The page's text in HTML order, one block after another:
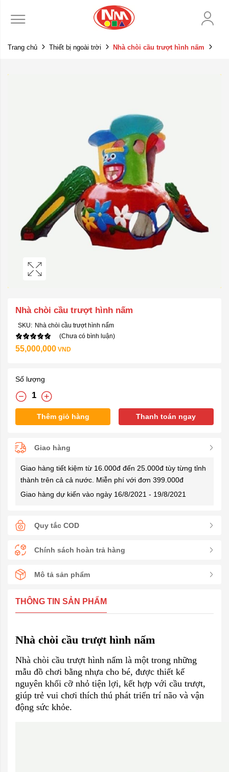
Trang chủ Thiết bị ngoài trời Nhà chòi cầu trượt hình nấm
Nhà chòi cầu trượt hình nấm
SKU: Nhà chòi cầu trượt hình nấm
(Chưa có bình luận)
55,000,000 VND
Số lượng
Thêm giỏ hàng Thanh toán ngay
Giao hàng
Giao hàng tiết kiệm từ 16.000đ đến 25.000đ tùy từng tỉnh
thành trên cả cả nước. Miễn phí với đơn 399.000đ
Giao hàng dự kiến vào ngày 16/8/2021 - 19/8/2021
Quy tắc COD
Chính sách hoàn trả hàng
Mô tả sản phẩm
THÔNG TIN SẢN PHẨM
Nhà chòi cầu trượt hình nấm
Nhà chòi cầu trượt hình nấm là một trong những
mẫu đồ chơi bằng nhựa cho bé, được thiết kế
nguyên khối cỡ nhỏ tiện lợi, kết hợp với cầu trượt,
giúp trẻ vui chơi thích thú phát triển trí não và vận
động sức khỏe.